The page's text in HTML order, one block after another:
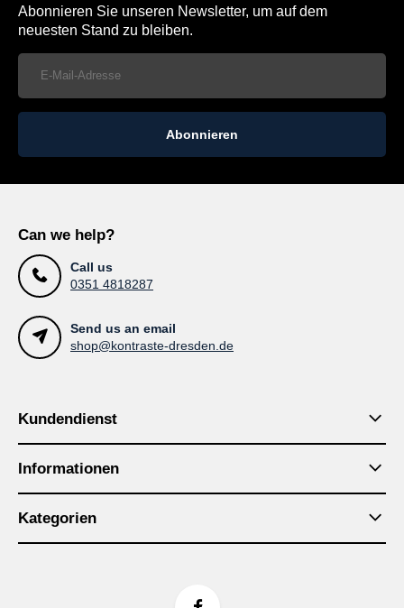
Abonnieren Sie unseren Newsletter, um auf dem
neuesten Stand zu bleiben.
Abonnieren
Can we help?
Call us
0351 4818287
Send us an email
shop@kontraste-dresden.de
Kundendienst
Informationen
Kategorien